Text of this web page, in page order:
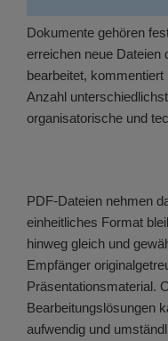
Dokumente gehören
erreichen neue Dateien
bearbeitet,
Anzahl
organisatorische und
PDF-Dateien nehmen
einheitliches Format
hinweg gleich und
Empfänger
Präsentationsmaterial.
Bearbeitungslösungen
aufwendig und